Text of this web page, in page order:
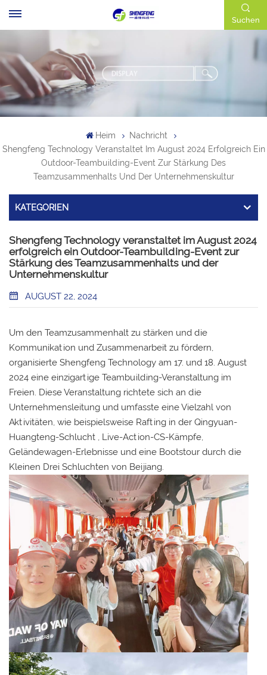
Suchen
Heim
Nachricht
Shengfeng Technology Veranstaltet Im August 2024 Erfolgreich Ein
Outdoor-Teambuilding-Event Zur Stärkung Des
Teamzusammenhalts Und Der Unternehmenskultur
KATEGORIEN
Shengfeng Technology veranstaltet im August 2024
erfolgreich ein Outdoor-Teambuilding-Event zur
Stärkung des Teamzusammenhalts und der
Unternehmenskultur
AUGUST 22, 2024
Um den Teamzusammenhalt zu stärken und die
Kommunikation und Zusammenarbeit zu fördern,
organisierte Shengfeng Technology am 17. und 18. August
2024 eine einzigartige Teambuilding-Veranstaltung im
Freien. Diese Veranstaltung richtete sich an die
Unternehmensleitung und umfasste eine Vielzahl von
Aktivitäten, wie beispielsweise Rafting in der Qingyuan-
Huangteng-Schlucht , Live-Action-CS-Kämpfe,
Geländewagen-Erlebnisse und eine Bootstour durch die
Kleinen Drei Schluchten von Beijiang.